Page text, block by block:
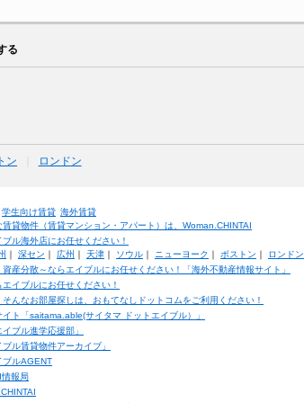
る
ン ロンドン
学生向け賃貸 海外賃貸
貸物件（賃貸マンション・アパート）は、Woman.CHINTAI
ル海外店にお任せください！
｜ 深セン ｜ 広州 ｜ 天津｜ ソウル｜ ニューヨーク ｜ ボストン ｜ ロンドン
産分散～ならエイブルにお任せください！「海外不動産情報サイト」
イブルにお任せください！
んなお部屋探しは、おもてなしドットコムをご利用ください！
ト「saitama.able(サイタマ ドットエイブル）」
ブル進学応援部」
ル賃貸物件アーカイブ」
ブルAGENT
情報局